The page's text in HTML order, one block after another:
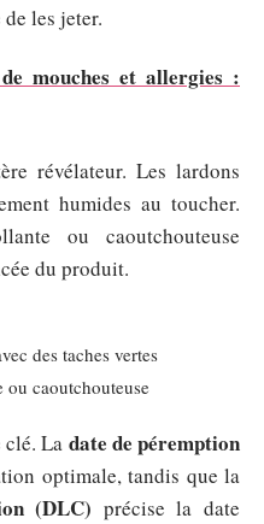
les jeter.
mouches et allergies :
révélateur. Les lardons
humides au toucher.
ou caoutchouteuse
du produit.
des taches vertes
ou caoutchouteuse
La date de péremption
optimale, tandis que la
(DLC) précise la date